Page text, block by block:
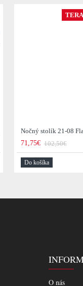
Nočný stolík 21-08
71,75€ 102,50€
Do košíka
O nás